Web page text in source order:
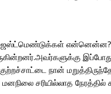
என்னென்ன?
இப்போது
நான்
சரியில்லாத நேரத்தில்